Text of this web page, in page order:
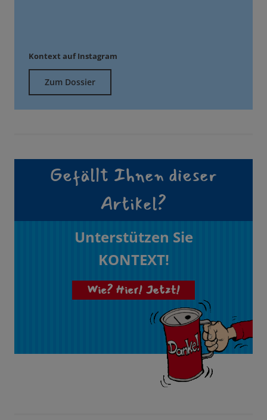
Kontext auf Instagram
Zum Dossier
Gefällt Ihnen dieser
Artikel?
Unterstützen Sie
KONTEXT!
Wie? Hier! Jetzt!